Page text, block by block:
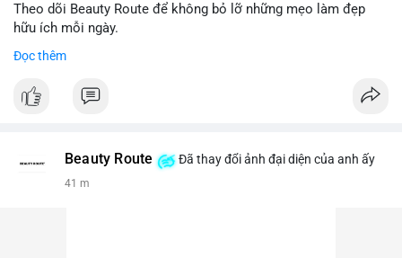
Theo dõi Beauty Route để không bỏ lỡ những mẹo làm đẹp
hữu ích mỗi ngày.
Đọc thêm
Beauty Route Đã thay đổi ảnh đại diện của anh ấy
41 m